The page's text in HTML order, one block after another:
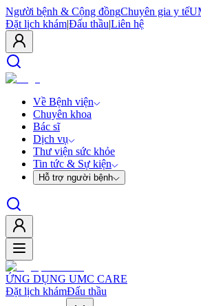
Người bệnh & Cộng đồngChuyên gia y tế
Đặt lịch khám|Đấu thầu|Liên hệ
Về Bệnh viện
Chuyên khoa
Bác sĩ
Dịch vụ
Thư viện sức khỏe
Tin tức & Sự kiện
Hỗ trợ người bệnh
ỨNG DỤNG UMC CARE
Đặt lịch khámĐấu thầu